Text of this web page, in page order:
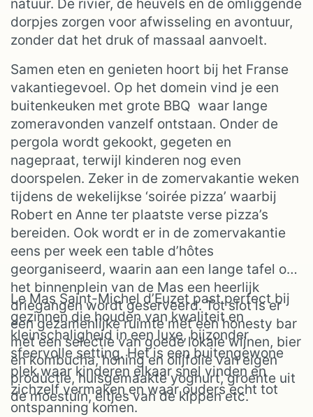
natuur. De rivier, de heuvels en de omliggende
dorpjes zorgen voor afwisseling en avontuur,
zonder dat het druk of massaal aanvoelt.
Samen eten en genieten hoort bij het Franse
vakantiegevoel. Op het domein vind je een
buitenkeuken met grote BBQ waar lange
zomeravonden vanzelf ontstaan. Onder de
pergola wordt gekookt, gegeten en
nagepraat, terwijl kinderen nog even
doorspelen. Zeker in de zomervakantie weken
tijdens de wekelijkse ‘soirée pizza’ waarbij
Robert en Anne ter plaatste verse pizza’s
bereiden. Ook wordt er in de zomervakantie
eens per week een table d’hôtes
georganiseerd, waarin aan een lange tafel op
het binnenplein van de Mas een heerlijk
driegangen wordt geserveerd. Tot slot is er
een gezamenlijke ruimte met een honesty bar
met een selectie van goede lokale wijnen, bier
en kombucha, honing en olijfolie van eigen
productie, huisgemaakte yoghurt, groente uit
de moestuin, eitjes van de kippen etc.
Le Mas Saint-Michel d’Euzet past perfect bij
gezinnen die houden van kwaliteit en
kleinschaligheid in een luxe, bijzonder
sfeervolle setting. Het is een buitengewone
plek waar kinderen elkaar snel vinden en
zichzelf vermaken en waar ouders echt tot
ontspanning komen.